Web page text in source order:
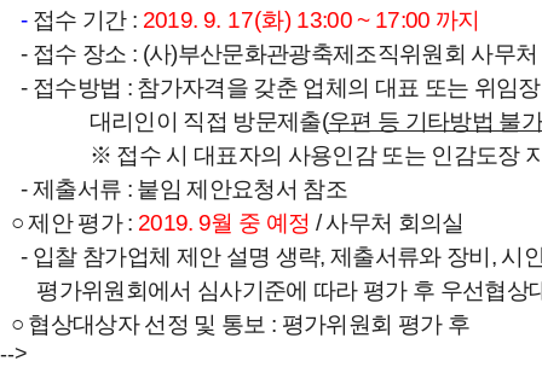
- 접수 기간 : 2019. 9. 17(화) 13:00 ~ 17:00 까지
- 접수 장소 : (사)부산문화관광축제조직위원회 사무처
- 접수방법 : 참가자격을 갖춘 업체의 대표 또는 위임
대리인이 직접 방문제출(우편 등 기타방법 불
※ 접수 시 대표자의 사용인감 또는 인감도장
-제출서류 : 붙임 제안요청서 참조
○제안 평가: 2019. 9월 중 예정 /사무처 회의실
- 입찰 참가업체 제안 설명 생략,제출서류와 장비, 시
평가위원회에서 심사기준에 따라 평가 후 우선협상
○ 협상대상자 선정 및 통보 : 평가위원회 평가 후
-->